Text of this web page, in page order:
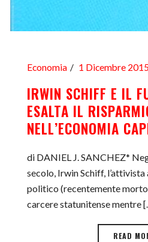
Economia 1 Dicembre 2015
IRWIN SCHIFF E IL
ESALTA IL
NELL’ECONOMIA
di DANIEL J. SANCHEZ*
secolo, Irwin Schiff,
politico (recentemente
carcere statunitense mentre
READ